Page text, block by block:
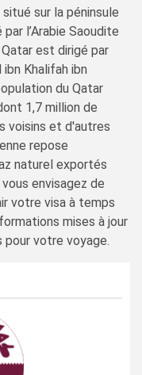
sur la péninsule
l’Arabie Saoudite
est dirigé par
Khalifah ibn
du Qatar
1,7 million de
voisins et d'autres
repose
naturel exportés
envisagez de
votre visa à temps
mises à jour
pour votre voyage.